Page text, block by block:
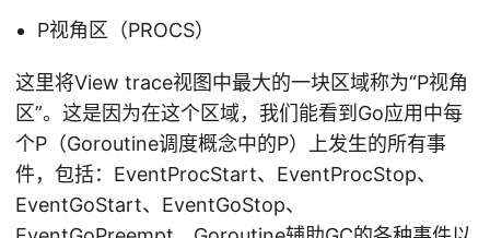
P视角区（PROCS）
这里将View trace视图中最大的一块区域称为“P视角
区”。这是因为在这个区域，我们能看到Go应用中每
个P（Goroutine调度概念中的P）上发生的所有事
件，包括：EventProcStart、EventProcStop、
EventGoStart、EventGoStop、